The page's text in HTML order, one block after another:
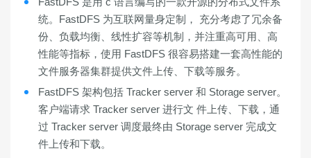
统。FastDFS 为互联网量身定制， 充分考虑了冗余备
份、负载均衡、线性扩容等机制，并注重高可用、高
性能等指标，使用 FastDFS 很容易搭建一套高性能的
文件服务器集群提供文件上传、下载等服务。
FastDFS 架构包括 Tracker server 和 Storage server。
客户端请求 Tracker server 进行文 件上传、下载，通
过 Tracker server 调度最终由 Storage server 完成文
件上传和下载。